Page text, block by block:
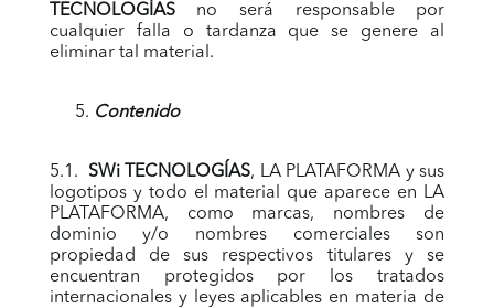
TECNOLOGÍASno será responsable por
cualquier falla o tardanza que se genere al
eliminar tal material.
Contenido
5.1. SWi TECNOLOGÍAS, LA PLATAFORMA y sus
logotipos y todo el material que aparece en LA
PLATAFORMA, como marcas, nombres de
dominio y/o nombres comerciales son
propiedad de sus respectivos titulares y se
encuentran protegidos por los tratados
internacionales y leyes aplicables en materia de